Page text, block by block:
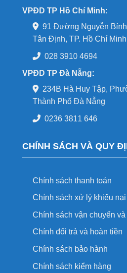
VPĐD TP Hồ Chí Minh:
91 Đường Nguyễn
Tân Định, TP. Hồ Chí Minh
028 3910 4694
VPĐD TP Đà Nẵng:
234B Hà Huy Tập,
Thành Phố Đà Nẵng
0236 3811 646
CHÍNH SÁCH VÀ QUY
Chính sách thanh toán
Chính sách xử lý khiếu nại
Chính sách vận chuyển
Chính đổi trả và hoàn tiền
Chính sách bảo hành
Chính sách kiểm hàng